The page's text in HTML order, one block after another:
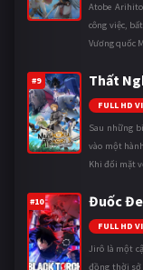
Atobe
công việc,
Vương quốc
#9 Thất
FULL HD
Sau những
vào một
Khi đối mặt
#10 Đuốc
FULL HD
Jirô là một
đồng thời sở